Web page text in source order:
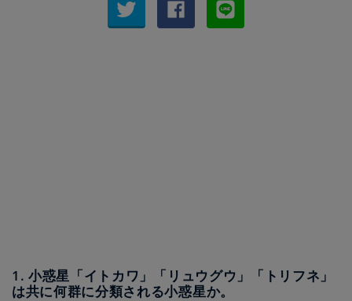
1. 小惑星「イトカワ」「リュウグウ」「トリフネ」
は共に何群に分類される小惑星か。